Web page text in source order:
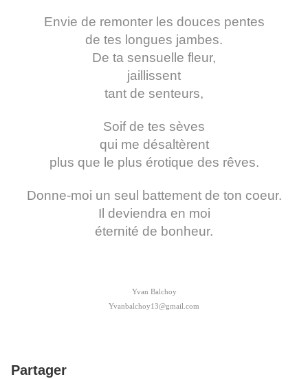
Envie de remonter les douces pentes
de tes longues jambes.
De ta sensuelle fleur,
jaillissent
tant de senteurs,
Soif de tes sèves
qui me désaltèrent
plus que le plus érotique des rêves.
Donne-moi un seul battement de ton coeur.
Il deviendra en moi
éternité de bonheur.
Yvan Balchoy
Yvanbalchoy13@gmail.com
Partager